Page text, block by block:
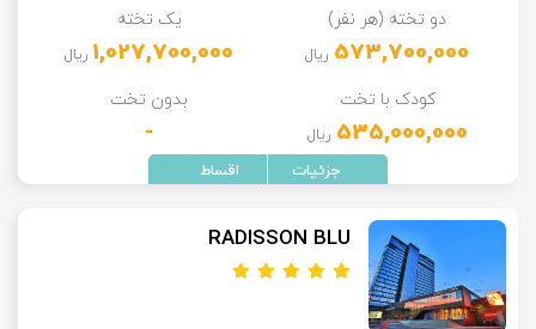
دو تخته (هر نفر)
573,700,000 ریال
یک تخته
1,027,700,000 ریال
کودک با تخت
535,000,000 ریال
بدون تخت
-
RADISSON BLU